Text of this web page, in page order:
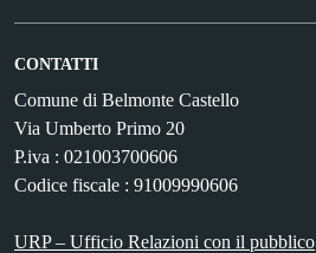
CONTATTI
Comune di Belmonte Castello
Via Umberto Primo 20
P.iva : 021003700606
Codice fiscale : 91009990606
URP – Ufficio Relazioni con il pubblico